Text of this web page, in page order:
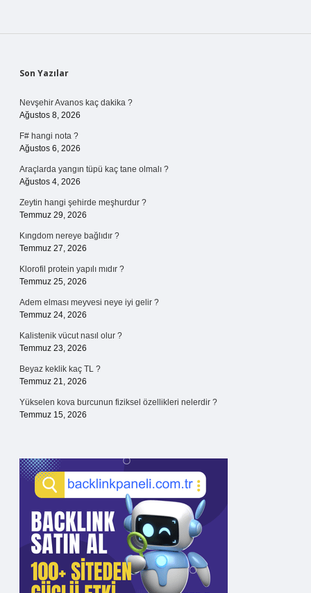
Sidebar
Son Yazılar
Nevşehir Avanos kaç dakika ?
Ağustos 8, 2026
F# hangi nota ?
Ağustos 6, 2026
Araçlarda yangın tüpü kaç tane olmalı ?
Ağustos 4, 2026
Zeytin hangi şehirde meşhurdur ?
Temmuz 29, 2026
Kıngdom nereye bağlıdır ?
Temmuz 27, 2026
Klorofil protein yapılı mıdır ?
Temmuz 25, 2026
Adem elması meyvesi neye iyi gelir ?
Temmuz 24, 2026
Kalistenik vücut nasıl olur ?
Temmuz 23, 2026
Beyaz keklik kaç TL ?
Temmuz 21, 2026
Yükselen kova burcunun fiziksel özellikleri nelerdir ?
Temmuz 15, 2026